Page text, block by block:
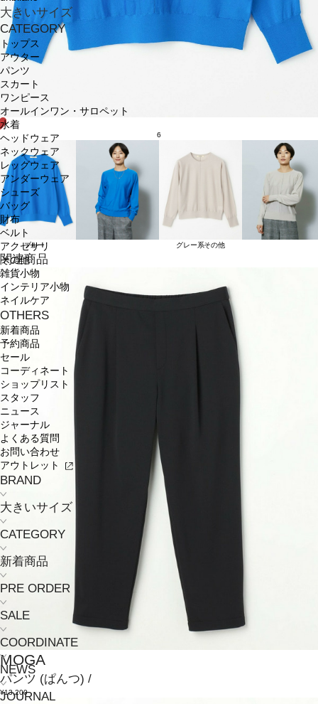
大きいサイズ
CATEGORY
トップス
アウター
パンツ
スカート
ワンピース
オールインワン・サロペット
水着
ヘッドウェア
ネックウェア
レッグウェア
アンダーウェア
シューズ
バッグ
財布
ベルト
アクセサリ
その他
雑貨小物
インテリア小物
ネイルケア
OTHERS
新着商品
予約商品
セール
コーディネート
ショップリスト
スタッフ
ニュース
ジャーナル
よくある質問
お問い合わせ
アウトレット
BRAND
大きいサイズ
CATEGORY
新着商品
PRE ORDER
SALE
COORDINATE
NEWS
JOURNAL
6
ブルー グレー系その他
関連商品
MOGA
パンツ (ぱんつ) /
¥13,200